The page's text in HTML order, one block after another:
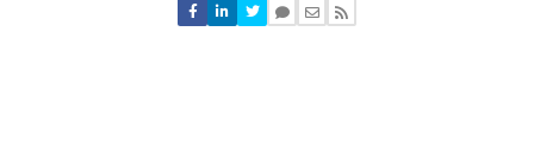
Nie znaleziono komentarzy
Zostaw swoje komentarze